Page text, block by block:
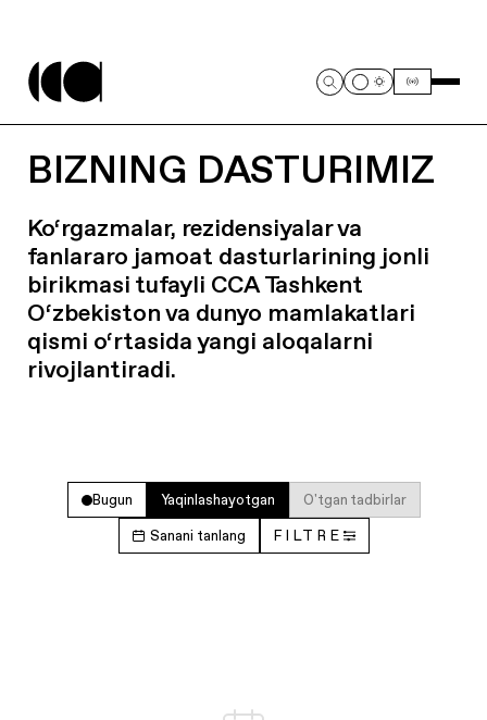
BIZNING DASTURIMIZ
Ko‘rgazmalar, rezidensiyalar va
fanlararo jamoat dasturlarining jonli
birikmasi tufayli CCA Tashkent
O‘zbekiston va dunyo mamlakatlari
qismi o‘rtasida yangi aloqalarni
rivojlantiradi.
Bugun Yaqinlashayotgan O'tgan tadbirlar
Sanani tanlang FILTRE